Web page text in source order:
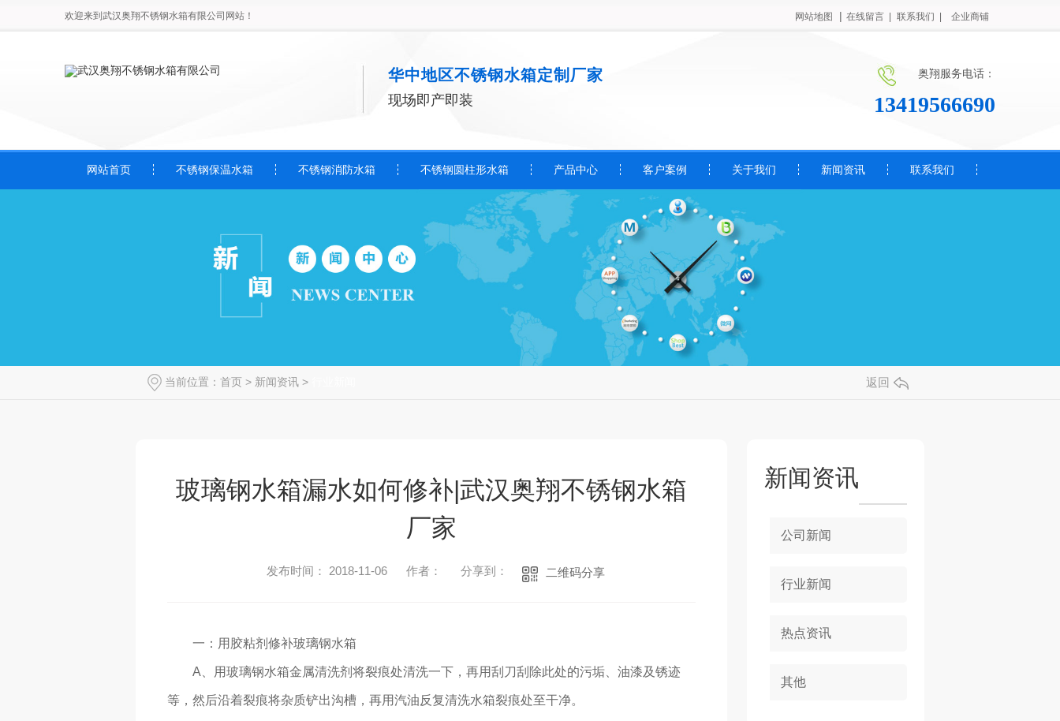
欢迎来到武汉奥翔不锈钢水箱有限公司网站！ 网站地图 | 在线留言 | 联系我们 | 企业商铺
华中地区不锈钢水箱定制厂家
现场即产即装
奥翔服务电话：
13419566690
网站首页 不锈钢保温水箱 不锈钢消防水箱 不锈钢圆柱形水箱 产品中心 客户案例 关于我们 新闻资讯 联系我们
当前位置： 首页 > 新闻资讯 > 返回
玻璃钢水箱漏水如何修补|武汉奥翔不锈钢水箱
厂家
发布时间： 2018-11-06 作者： 分享到： 二维码分享
一：用胶粘剂修补玻璃钢水箱
A、用玻璃钢水箱金属清洗剂将裂痕处清洗一下，再用刮刀刮除此处的污垢、油漆及锈迹
等，然后沿着裂痕将杂质铲出沟槽，再用汽油反复清洗水箱裂痕处至干净。
新闻资讯
公司新闻
行业新闻
热点资讯
其他